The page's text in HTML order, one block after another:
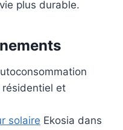
plus durable.
résidentiel et
solaire Ekosia dans